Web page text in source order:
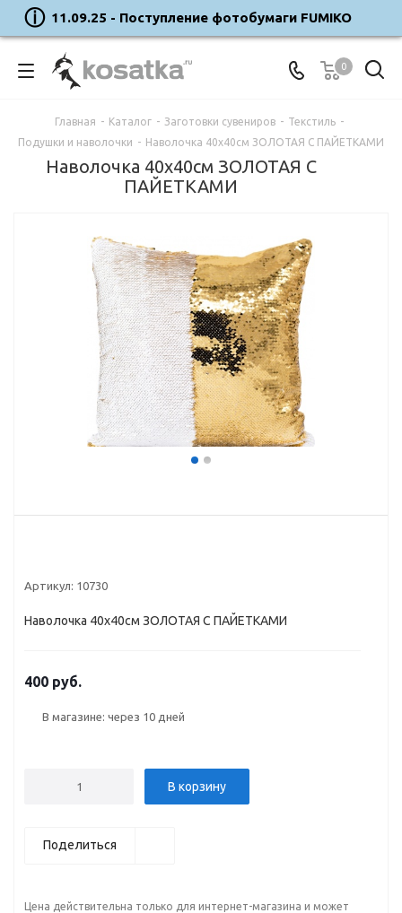
11.09.25 - Поступление фотобумаги FUMIKO
0
Главная - Каталог - Заготовки сувениров - Текстиль -
Подушки и наволочки - Наволочка 40х40см ЗОЛОТАЯ С ПАЙЕТКАМИ
Наволочка 40х40см ЗОЛОТАЯ С
ПАЙЕТКАМИ
Артикул: 10730
Наволочка 40х40см ЗОЛОТАЯ С ПАЙЕТКАМИ
400 руб.
В магазине: через 10 дней
В корзину
Поделиться
Цена действительна только для интернет-магазина и может